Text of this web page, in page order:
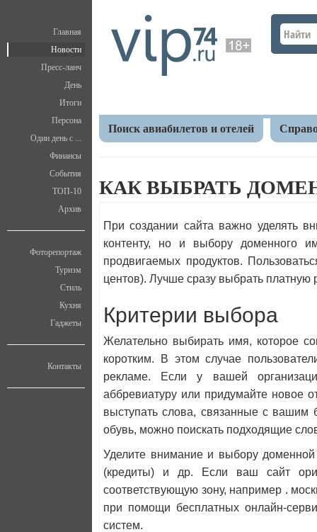
Главная
Новости
Пресс-ланч
День
Итоги
Персона
Один день с ...
Финансы
События
ТОП-10
Архив
Фоторепортаж
Туризм
Стиль
Кухня
Гаджеты
Контакты
Поиск авиабилетов и отелей
КАК ВЫБРАТЬ
При создании сайта важно уделять
контенту, но и выбору доменного
продвигаемых продуктов.
центов). Лучше сразу выбрать
Критерии выбора
Желательно выбирать имя, которое
коротким. В этом случае
рекламе. Если у вашей
аббревиатуру или придумайте новое
выступать слова, связанные с вашим
обувь, можно поискать подходящие
Уделите внимание и выбору
(кредиты) и др. Если ваш сайт
соответствующую зону, например .
при помощи бесплатных онлайн-
систем.